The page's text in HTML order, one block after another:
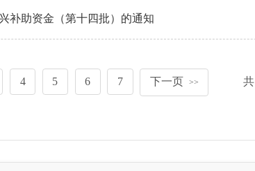
补助资金（第十四批）的通知
4 5 6 7 下一页 >> 共